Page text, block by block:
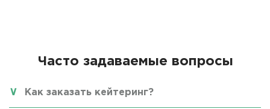
Часто задаваемые вопросы
Как заказать кейтеринг?